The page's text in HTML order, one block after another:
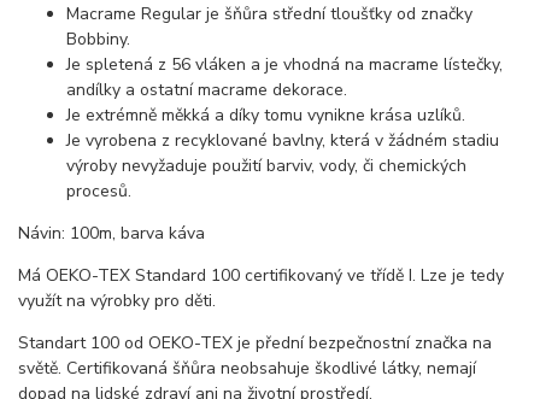
Macrame Regular je šňůra střední tloušťky od značky
Bobbiny.
Je spletená z 56 vláken a je vhodná na macrame lístečky,
andílky a ostatní macrame dekorace.
Je extrémně měkká a díky tomu vynikne krása uzlíků.
Je vyrobena z recyklované bavlny, která v žádném stadiu
výroby nevyžaduje použití barviv, vody, či chemických
procesů.
Návin: 100m, barva káva
Má OEKO-TEX Standard 100 certifikovaný ve třídě I. Lze je tedy
využít na výrobky pro děti.
Standart 100 od OEKO-TEX je přední bezpečnostní značka na
světě. Certifikovaná šňůra neobsahuje škodlivé látky, nemají
dopad na lidské zdraví ani na životní prostředí.